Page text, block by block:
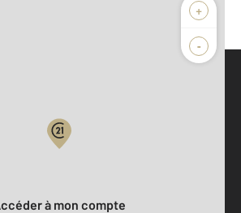
+
-
Accéder à mon compte